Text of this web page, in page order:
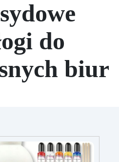
do
biur